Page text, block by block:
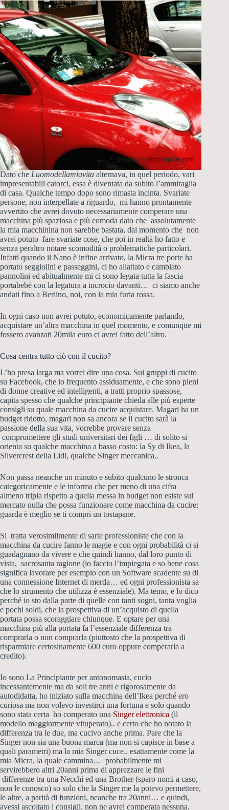
Dato che Luomodellamiavita alternava, in quel periodo, vari
impresentabili catorci, essa è diventata da subito l’ammiraglia
di casa. Qualche tempo dopo sono rimasta incinta. Svariate
persone, non interpellate a riguardo, mi hanno prontamente
avvertito che avrei dovuto necessariamente comperare una
macchina più spaziosa e più comoda dato che assolutamente
la mia macchinina non sarebbe bastata, dal momento che non
avrei potuto fare svariate cose, che poi in realtà ho fatto e
senza peraltro notare scomodità o problematiche particolari.
Infatti quando il Nano è infine arrivato, la Micra tre porte ha
portato seggiolini e passeggini, ci ho allattato e cambiato
pannolini ed abitualmente mi ci sono legata tutta la fascia
portabebè con la legatura a incrocio davanti… ci siamo anche
andati fino a Berlino, noi, con la mia furia rossa.
In ogni caso non avrei potuto, economicamente parlando,
acquistare un’altra macchina in quel momento, e comunque mi
fossero avanzati 20mila euro ci avrei fatto dell’altro.
Cosa centra tutto ciò con il cucito?
L’ho presa larga ma vorrei dire una cosa. Sui gruppi di cucito
su Facebook, che io frequento assiduamente, e che sono pieni
di donne creative ed intelligenti, a tratti proprio spassose,
capita spesso che qualche principiante chieda alle più esperte
consigli su quale macchina da cucire acquistare. Magari ha un
budget ridotto, magari non sa ancora se il cucito sarà la
passione della sua vita, vorrebbe provare senza
compromettere gli studi universitari dei figli … di solito si
orienta su qualche macchina a basso costo: la Sy di Ikea, la
Silvercrest della Lidl, qualche Singer meccanica..
Non passa neanche un minuto e subito qualcuno le stronca
categoricamente e le informa che per meno di una cifra
almeno tripla rispetto a quella messa in budget non esiste sul
mercato nulla che possa funzionare come macchina da cucire:
guarda è meglio se ti compri un tostapane.
Si tratta verosimilmente di sarte professioniste che con la
macchina da cucire fanno le magie e con ogni probabilità ci si
guadagnano da vivere e che quindi hanno, dal loro punto di
vista, sacrosanta ragione (io faccio l’impiegata e so bene cosa
significa lavorare per esempio con un Software scadente su di
una connessione Internet di merda… ed ogni professionista sa
che lo strumento che utilizza è essenziale). Ma temo, e lo dico
perché io sto dalla parte di quelle con tanti sogni, tanta voglia
e pochi soldi, che la prospettiva di un’acquisto di quella
portata possa scoraggiare chiunque. E optare per una
macchina più alla portata fa l’essenziale differenza tra
comprarla o non comprarla (piuttosto che la prospettiva di
risparmiare certosinamente 600 euro oppure comperarla a
credito).
Io sono La Principiante per antonomasia, cucio
incessantemente ma da soli tre anni e rigorosamente da
autodidatta, ho iniziato sulla macchina dell’Ikea perché ero
curiosa ma non volevo investirci una fortuna e solo quando
sono stata certa ho comperato una Singer elettronica (il
modello maggiormente vituperato).. e certo che ho notato la
differenza tra le due, ma cucivo anche prima. Pare che la
Singer non sia una buona marca (ma non si capisce in base a
quali parametri) ma la mia Singer cuce.. esattamente come la
mia Micra, la quale cammina… probabilmente mi
servirebbero altri 20anni prima di apprezzare le fini
differenze tra una Necchi ed una Brother (sparo nomi a caso,
non le conosco) so solo che la Singer me la potevo permettere,
le altre, a parità di funzioni, neanche tra 20anni… e quindi,
avessi ascoltato i consigli, non ne avrei comperata nessuna.